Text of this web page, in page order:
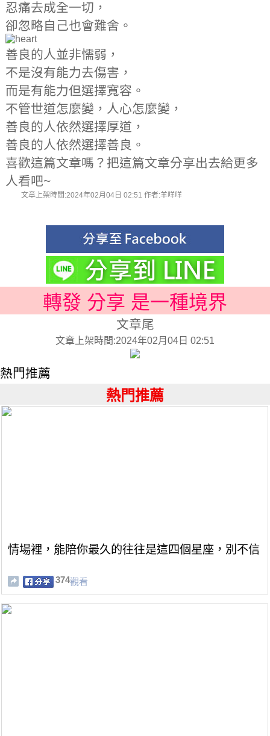
忍痛去成全一切，
卻忽略自己也會難舍。
善良的人並非懦弱，
不是沒有能力去傷害，
而是有能力但選擇寬容。
不管世道怎麼變，人心怎麼變，
善良的人依然選擇厚道，
善良的人依然選擇善良。
喜歡這篇文章嗎？把這篇文章分享出去給更多
人看吧~
文章上架時間:2024年02月04日 02:51 作者:羊咩咩
轉發 分享 是一種境界
文章尾
文章上架時間:2024年02月04日 02:51
熱門推薦
熱門推薦
情場裡，能陪你最久的往往是這四個星座，別不信
374觀看